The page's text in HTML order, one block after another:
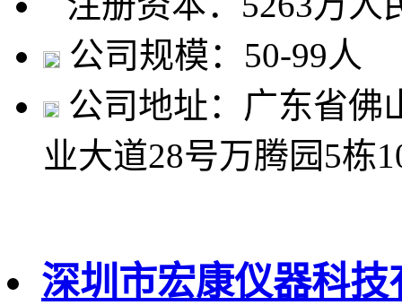
公司规模：50-99人
公司地址：广东省佛
业大道28号万腾园5栋
深圳市宏康仪器科技